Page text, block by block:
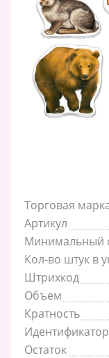
Торговая
Артикул
Минимальный
Кол-во штук в
Штрихкод
Объем
Кратность
Остаток